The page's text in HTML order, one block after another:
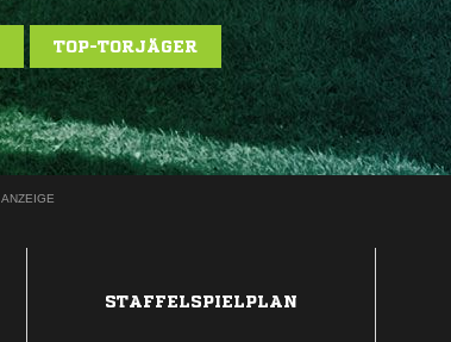
TOP-TORJÄGER
ANZEIGE
STAFFELSPIELPLAN